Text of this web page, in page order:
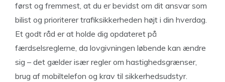
først og fremmest, at du er bevidst om dit ansvar som
bilist og prioriterer trafiksikkerheden højt i din hverdag.
Et godt råd er at holde dig opdateret på
færdselsreglerne, da lovgivningen løbende kan ændre
sig – det gælder især regler om hastighedsgrænser,
brug af mobiltelefon og krav til sikkerhedsudstyr.